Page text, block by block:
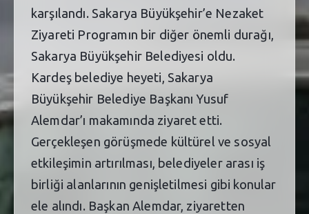
karşılandı. Sakarya Büyükşehir’e Nezaket
Ziyareti Programın bir diğer önemli durağı,
Sakarya Büyükşehir Belediyesi oldu.
Kardeş belediye heyeti, Sakarya
Büyükşehir Belediye Başkanı Yusuf
Alemdar’ı makamında ziyaret etti.
Gerçekleşen görüşmede kültürel ve sosyal
etkileşimin artırılması, belediyeler arası iş
birliği alanlarının genişletilmesi gibi konular
ele alındı. Başkan Alemdar, ziyaretten